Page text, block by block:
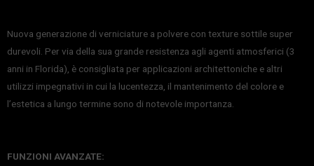
Nuova generazione di verniciature a polvere con texture sottile super
durevoli. Per via della sua grande resistenza agli agenti atmosferici (3
anni in Florida), è consigliata per applicazioni architettoniche e altri
utilizzi impegnativi in cui la lucentezza, il mantenimento del colore e
l’estetica a lungo termine sono di notevole importanza.
FUNZIONI AVANZATE: